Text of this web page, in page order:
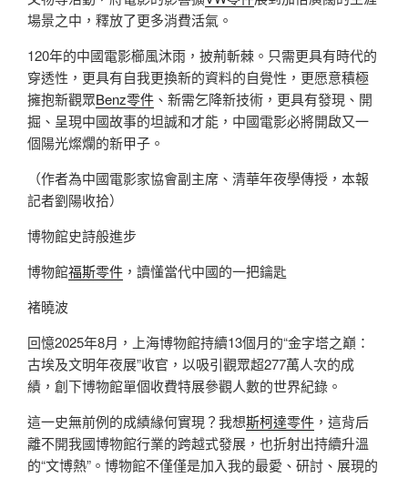
場景之中，釋放了更多消費活氣。
120年的中國電影櫛風沐雨，披荊斬棘。只需更具有時代的
穿透性，更具有自我更換新的資料的自覺性，更愿意積極
擁抱新觀眾Benz零件 、新需乞降新技術，更具有發現、開
掘、呈現中國故事的坦誠和才能，中國電影必將開啟又一
個陽光燦爛的新甲子。
（作者為中國電影家協會副主席、清華年夜學傳授，本報
記者劉陽收拾）
博物館史詩般進步
博物館福斯零件 ，讀懂當代中國的一把鑰匙
褚曉波
回憶2025年8月，上海博物館持續13個月的“金字塔之巔：
古埃及文明年夜展”收官，以吸引觀眾超277萬人次的成
績，創下博物館單個收費特展參觀人數的世界紀錄。
這一史無前例的成績緣何實現？我想斯柯達零件 ，這背后
離不開我國博物館行業的跨越式發展，也折射出持續升溫
的“文博熱”。博物館不僅僅是加入我的最愛、研討、展現的